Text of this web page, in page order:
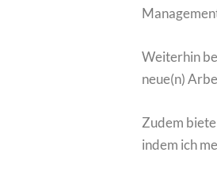
Weiterhin
neue(n)
Zudem
indem ich